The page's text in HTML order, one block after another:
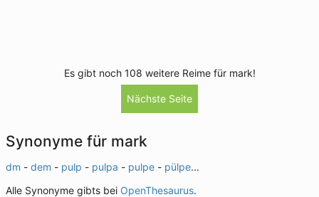
Es gibt noch 108 weitere Reime für mark!
Nächste Seite
Synonyme für mark
dm - dem - pulp - pulpa - pulpe - pülpe...
Alle Synonyme gibts bei OpenThesaurus.